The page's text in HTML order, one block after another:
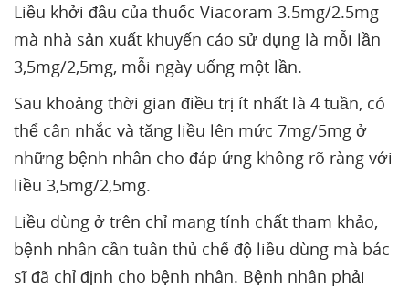
Liều khởi đầu của thuốc Viacoram 3.5mg/2.5mg
mà nhà sản xuất khuyến cáo sử dụng là mỗi lần
3,5mg/2,5mg, mỗi ngày uống một lần.
Sau khoảng thời gian điều trị ít nhất là 4 tuần, có
thể cân nhắc và tăng liều lên mức 7mg/5mg ở
những bệnh nhân cho đáp ứng không rõ ràng với
liều 3,5mg/2,5mg.
Liều dùng ở trên chỉ mang tính chất tham khảo,
bệnh nhân cần tuân thủ chế độ liều dùng mà bác
sĩ đã chỉ định cho bệnh nhân. Bệnh nhân phải